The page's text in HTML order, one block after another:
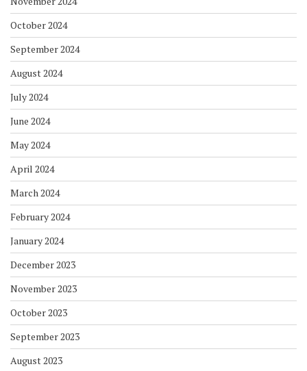
October 2024
September 2024
August 2024
July 2024
June 2024
May 2024
April 2024
March 2024
February 2024
January 2024
December 2023
November 2023
October 2023
September 2023
August 2023